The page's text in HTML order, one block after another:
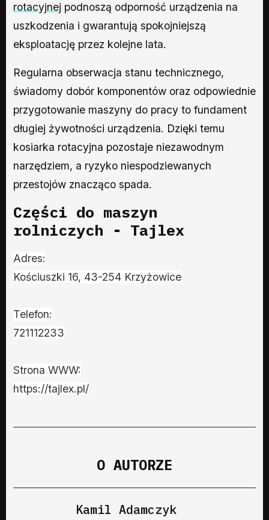
rotacyjnej podnoszą odporność urządzenia na
uszkodzenia i gwarantują spokojniejszą
eksploatację przez kolejne lata.
Regularna obserwacja stanu technicznego,
świadomy dobór komponentów oraz odpowiednie
przygotowanie maszyny do pracy to fundament
długiej żywotności urządzenia. Dzięki temu
kosiarka rotacyjna pozostaje niezawodnym
narzędziem, a ryzyko niespodziewanych
przestojów znacząco spada.
Części do maszyn
rolniczych - Tajlex
Adres:
Kościuszki 16, 43-254 Krzyżowice
Telefon:
721112233
Strona WWW:
https://tajlex.pl/
O AUTORZE
Kamil Adamczyk